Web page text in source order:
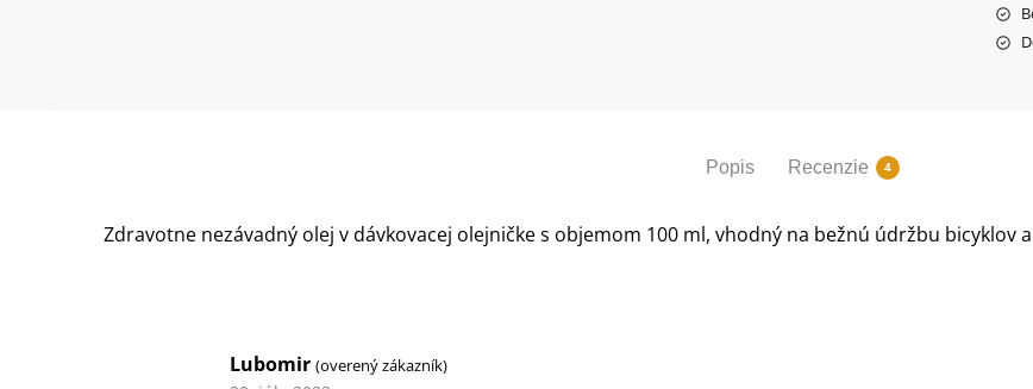
Popis Recenzie 4
Zdravotne nezávadný olej v dávkovacej olejničke s objemom 100 ml, vhodný na bežnú údržbu bicyklov
Lubomir(overený zákazník)